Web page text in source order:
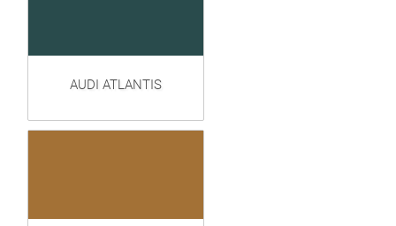
AUDI ATLANTIS